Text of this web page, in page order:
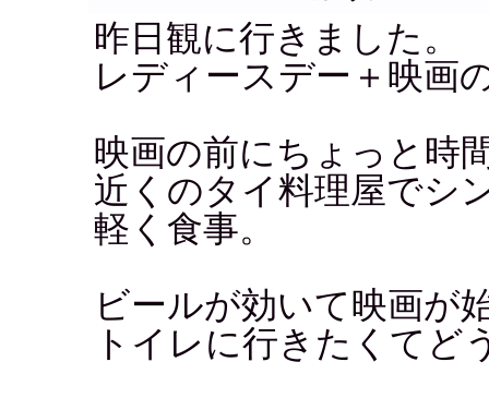
昨日観に行きました。
レディースデー＋映画
映画の前にちょっと時
近くのタイ料理屋でシ
軽く食事。
ビールが効いて映画が
トイレに行きたくてど